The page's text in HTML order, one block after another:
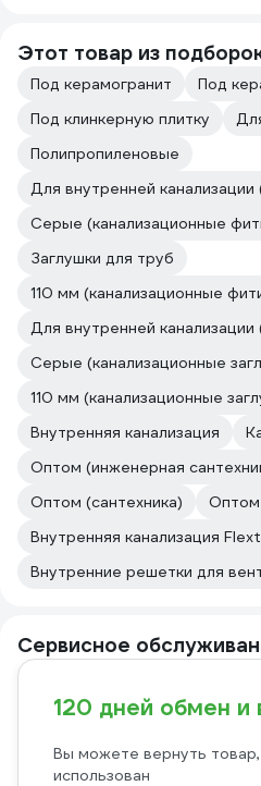
Этот товар из
Под керамогранит
Под
Под клинкерную плитку
Полипропиленовые
Серые (канализационные
Заглушки для труб
110 мм (канализационные
Серые (канализационные
110 мм (канализационные
Внутренняя канализация
Оптом (инженерная
Оптом (сантехника)
Оптом
Внутренняя канализация
Внутренние решетки для
Сервисное
120 дней обмен и
Вы можете вернуть
использован